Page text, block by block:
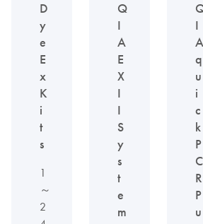
D
y
e
E
x
K
i
t
s
1
～
2
Q
I
A
E
X
I
I
S
y
s
t
e
m
I
A
q
u
i
c
k
P
C
R
P
u